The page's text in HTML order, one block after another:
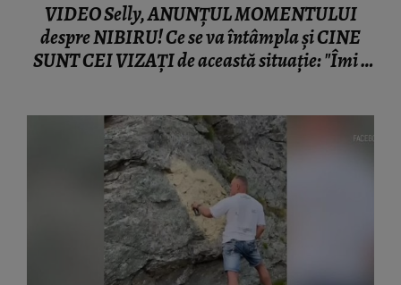
VIDEO Selly, ANUNȚUL MOMENTULUI
despre NIBIRU! Ce se va întâmpla și CINE
SUNT CEI VIZAȚI de această situație: "Îmi e